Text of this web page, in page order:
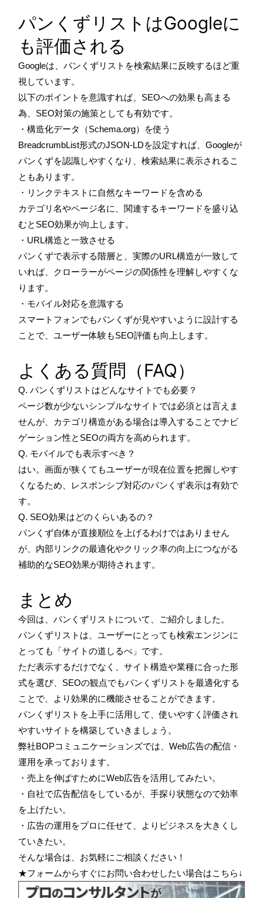
パンくずリストはGoogleに
も評価される
Googleは、パンくずリストを検索結果に反映するほど重
視しています。
以下のポイントを意識すれば、SEOへの効果も高まる
為、SEO対策の施策としても有効です。
・構造化データ（Schema.org）を使う
BreadcrumbList形式のJSON-LDを設定すれば、Googleが
パンくずを認識しやすくなり、検索結果に表示されるこ
ともあります。
・リンクテキストに自然なキーワードを含める
カテゴリ名やページ名に、関連するキーワードを盛り込
むとSEO効果が向上します。
・URL構造と一致させる
パンくずで表示する階層と、実際のURL構造が一致して
いれば、クローラーがページの関係性を理解しやすくな
ります。
・モバイル対応を意識する
スマートフォンでもパンくずが見やすいように設計する
ことで、ユーザー体験もSEO評価も向上します。
よくある質問（FAQ）
Q. パンくずリストはどんなサイトでも必要？
ページ数が少ないシンプルなサイトでは必須とは言えま
せんが、カテゴリ構造がある場合は導入することでナビ
ゲーション性とSEOの両方を高められます。
Q. モバイルでも表示すべき？
はい。画面が狭くてもユーザーが現在位置を把握しやす
くなるため、レスポンシブ対応のパンくず表示は有効で
す。
Q. SEO効果はどのくらいあるの？
パンくず自体が直接順位を上げるわけではありません
が、内部リンクの最適化やクリック率の向上につながる
補助的なSEO効果が期待されます。
まとめ
今回は、パンくずリストについて、ご紹介しました。
パンくずリストは、ユーザーにとっても検索エンジンに
とっても「サイトの道しるべ」です。
ただ表示するだけでなく、サイト構造や業種に合った形
式を選び、SEOの観点でもパンくずリストを最適化する
ことで、より効果的に機能させることができます。
パンくずリストを上手に活用して、使いやすく評価され
やすいサイトを構築していきましょう。
弊社BOPコミュニケーションズでは、Web広告の配信・
運用を承っております。
・売上を伸ばすためにWeb広告を活用してみたい。
・自社で広告配信をしているが、手探り状態なので効率
を上げたい。
・広告の運用をプロに任せて、よりビジネスを大きくし
ていきたい。
そんな場合は、お気軽にご相談ください！
★フォームからすぐにお問い合わせしたい場合はこちら↓